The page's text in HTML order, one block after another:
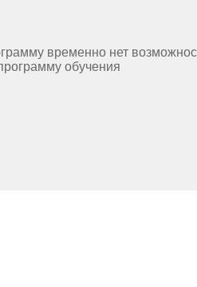
временно нет
обучения